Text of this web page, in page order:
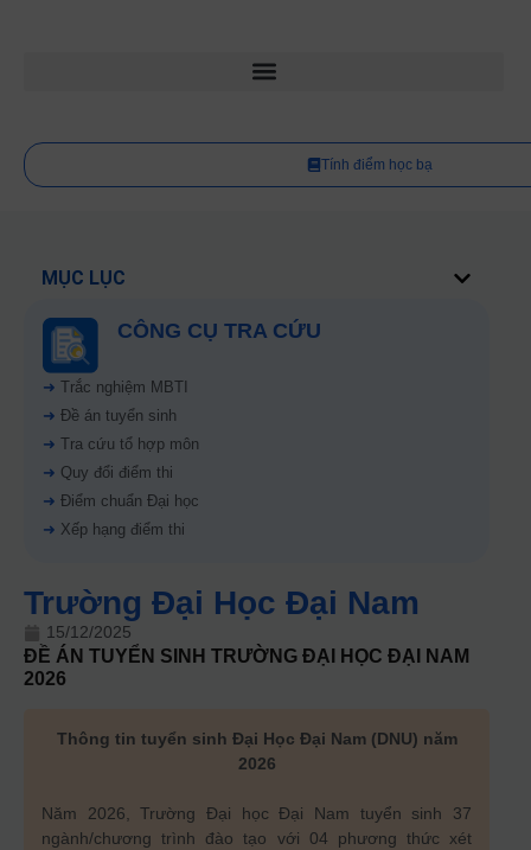
Tính điểm học bạ
MỤC LỤC
CÔNG CỤ TRA CỨU
➜ Trắc nghiệm MBTI
➜ Đề án tuyển sinh
➜ Tra cứu tổ hợp môn
➜ Quy đổi điểm thi
➜ Điểm chuẩn Đại học
➜ Xếp hạng điểm thi
Trường Đại Học Đại Nam
15/12/2025
ĐỀ ÁN TUYỂN SINH TRƯỜNG ĐẠI HỌC ĐẠI NAM
2026
Thông tin tuyển sinh Đại Học Đại Nam (DNU) năm
2026
Năm 2026, Trường Đại học Đại Nam tuyển sinh 37
ngành/chương trình đào tạo với 04 phương thức xét